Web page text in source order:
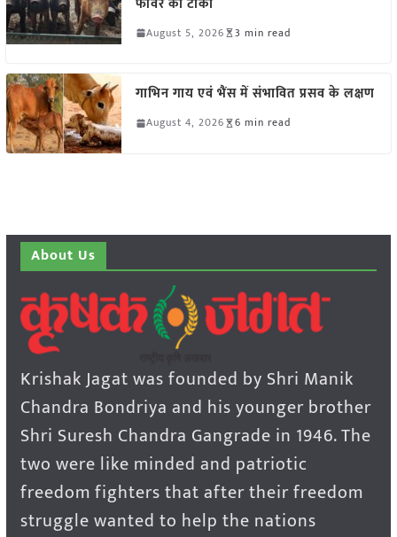
August 5, 2026 3 min read
गाभिन गाय एवं भैंस में संभावित प्रसव के लक्षण
August 4, 2026 6 min read
About Us
Krishak Jagat was founded by Shri Manik
Chandra Bondriya and his younger brother
Shri Suresh Chandra Gangrade in 1946. The
two were like minded and patriotic
freedom fighters that after their freedom
struggle wanted to help the nations